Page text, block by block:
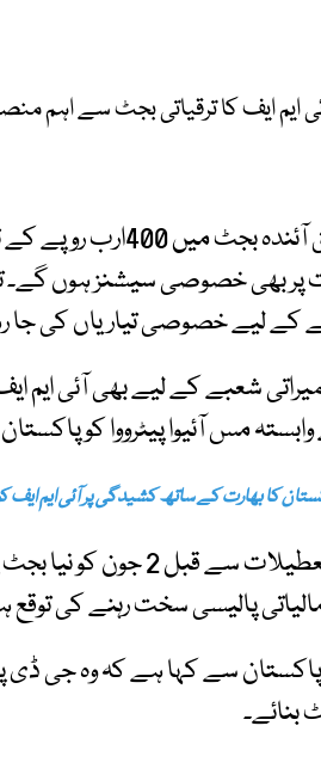
ایم ایف کا ترقیاتی بجٹ سے اہم
ذرائع کے مطابق
پر بھی خصوصی سیشنز ہوں گے۔
کے لیے خصوصی تیاریاں کی جا
شعبے کے لیے بھی آئی
مس آئیوا پیٹرووا کو
کا بھارت کے ساتھ کشیدگی پر آئی ایم ایف
حکومت عید تعطیلات
پالیسی سخت رہنے کی توقع
بنائے۔